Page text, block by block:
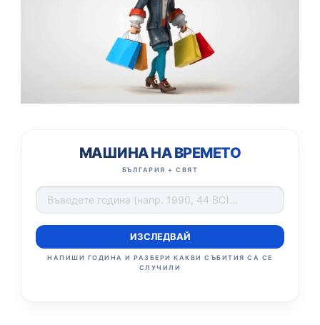
МАШИНА НА ВРЕМЕТО
БЪЛГАРИЯ + СВЯТ
ИЗСЛЕДВАЙ
НАПИШИ ГОДИНА И РАЗБЕРИ КАКВИ СЪБИТИЯ СА СЕ
СЛУЧИЛИ